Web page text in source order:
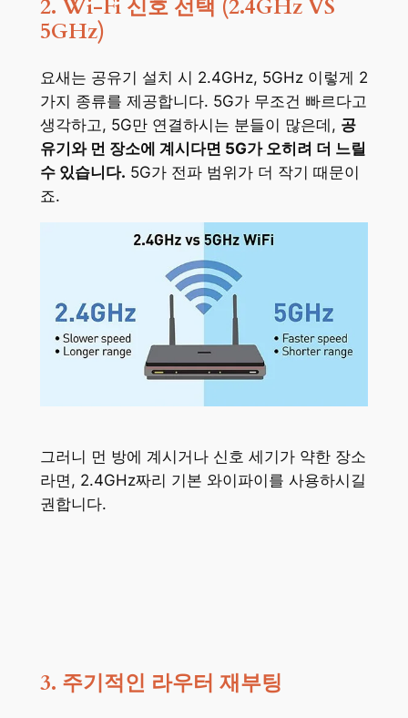
2. Wi-Fi 신호 선택 (2.4GHz VS
5GHz)
요새는 공유기 설치 시 2.4GHz, 5GHz 이렇게 2
가지 종류를 제공합니다. 5G가 무조건 빠르다고
생각하고, 5G만 연결하시는 분들이 많은데, 공
유기와 먼 장소에 계시다면 5G가 오히려 더 느릴
수 있습니다. 5G가 전파 범위가 더 작기 때문이
죠.
그러니 먼 방에 계시거나 신호 세기가 약한 장소
라면, 2.4GHz짜리 기본 와이파이를 사용하시길
권합니다.
3. 주기적인 라우터 재부팅